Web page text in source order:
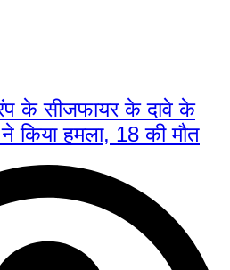
के सीजफायर के दावे के
किया हमला, 18 की मौत